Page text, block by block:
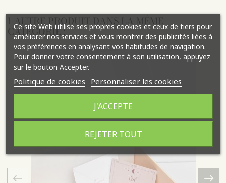
1 AUTRE PRODUIT DANS LA MÊME
CATÉGORIE :
Ce site Web utilise ses propres cookies et ceux de tiers pour
améliorer nos services et vous montrer des publicités liées à
vos préférences en analysant vos habitudes de navigation.
Pour donner votre consentement à son utilisation, appuyez
sur le bouton Accepter.
Politique de cookies Personnaliser les cookies
REJETER TOUT
J'ACCEPTE